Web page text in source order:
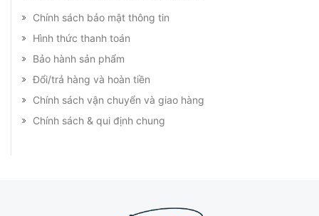
Chính sách bảo mật thông tin
Hình thức thanh toán
Bảo hành sản phẩm
Đổi/trả hàng và hoàn tiền
Chính sách vận chuyển và giao hàng
Chính sách & qui định chung